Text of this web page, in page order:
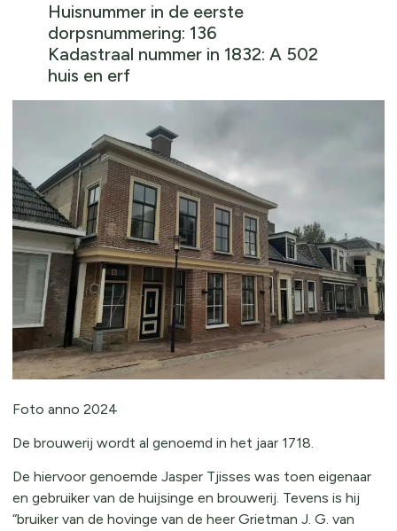
Huisnummer in de eerste
dorpsnummering: 136
Kadastraal nummer in 1832: A 502
huis en erf
Foto anno 2024
De brouwerij wordt al genoemd in het jaar 1718.
De hiervoor genoemde Jasper Tjisses was toen eigenaar
en gebruiker van de huijsinge en brouwerij. Tevens is hij
“bruiker van de hovinge van de heer Grietman J. G. van